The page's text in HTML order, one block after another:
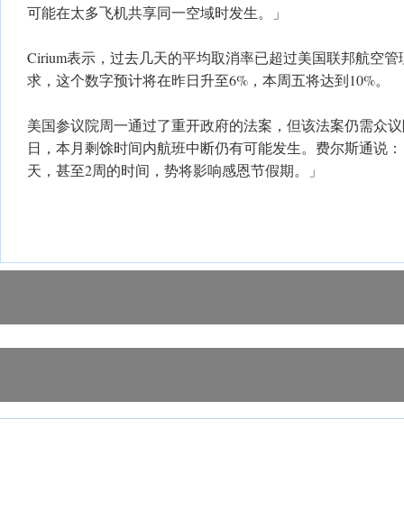
可能在太多飞机共享同一空域时发生。」
Cirium表示，过去几天的平均取消率已超过美国联邦航空
求，这个数字预计将在昨日升至6%，本周五将达到10%。
美国参议院周一通过了重开政府的法案，但该法案仍需众
日，本月剩馀时间内航班中断仍有可能发生。费尔斯通说
天，甚至2周的时间，势将影响感恩节假期。」